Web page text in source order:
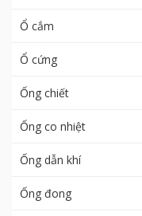
Ổ cắm
Ổ cứng
Ống chiết
Ống co nhiệt
Ống dẫn khí
Ống đong